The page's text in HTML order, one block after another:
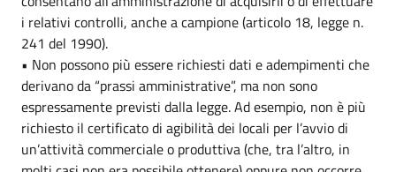
i relativi controlli, anche a campione (articolo 18, legge n.
241 del 1990).
• Non possono più essere richiesti dati e adempimenti che
derivano da “prassi amministrative”, ma non sono
espressamente previsti dalla legge. Ad esempio, non è più
richiesto il certificato di agibilità dei locali per l’avvio di
un’attività commerciale o produttiva (che, tra l’altro, in